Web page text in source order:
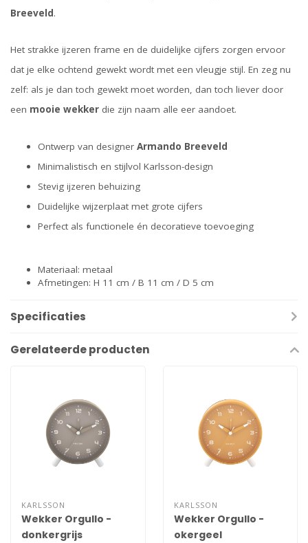
Breeveld.
Het strakke ijzeren frame en de duidelijke cijfers zorgen ervoor
dat je elke ochtend gewekt wordt met een vleugje stijl. En zeg nu
zelf: als je dan toch gewekt moet worden, dan toch liever door
een mooie wekker die zijn naam alle eer aandoet.
Ontwerp van designer Armando Breeveld
Minimalistisch en stijlvol Karlsson-design
Stevig ijzeren behuizing
Duidelijke wijzerplaat met grote cijfers
Perfect als functionele én decoratieve toevoeging
Materiaal: metaal
Afmetingen: H 11 cm / B 11 cm / D 5 cm
Specificaties
Gerelateerde producten
KARLSSON
Wekker Orgullo -
donkergrijs
KARLSSON
Wekker Orgullo -
okergeel